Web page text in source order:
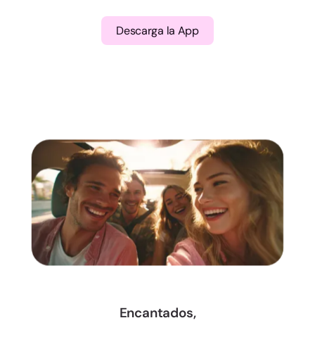
Descarga la App
Encantados,